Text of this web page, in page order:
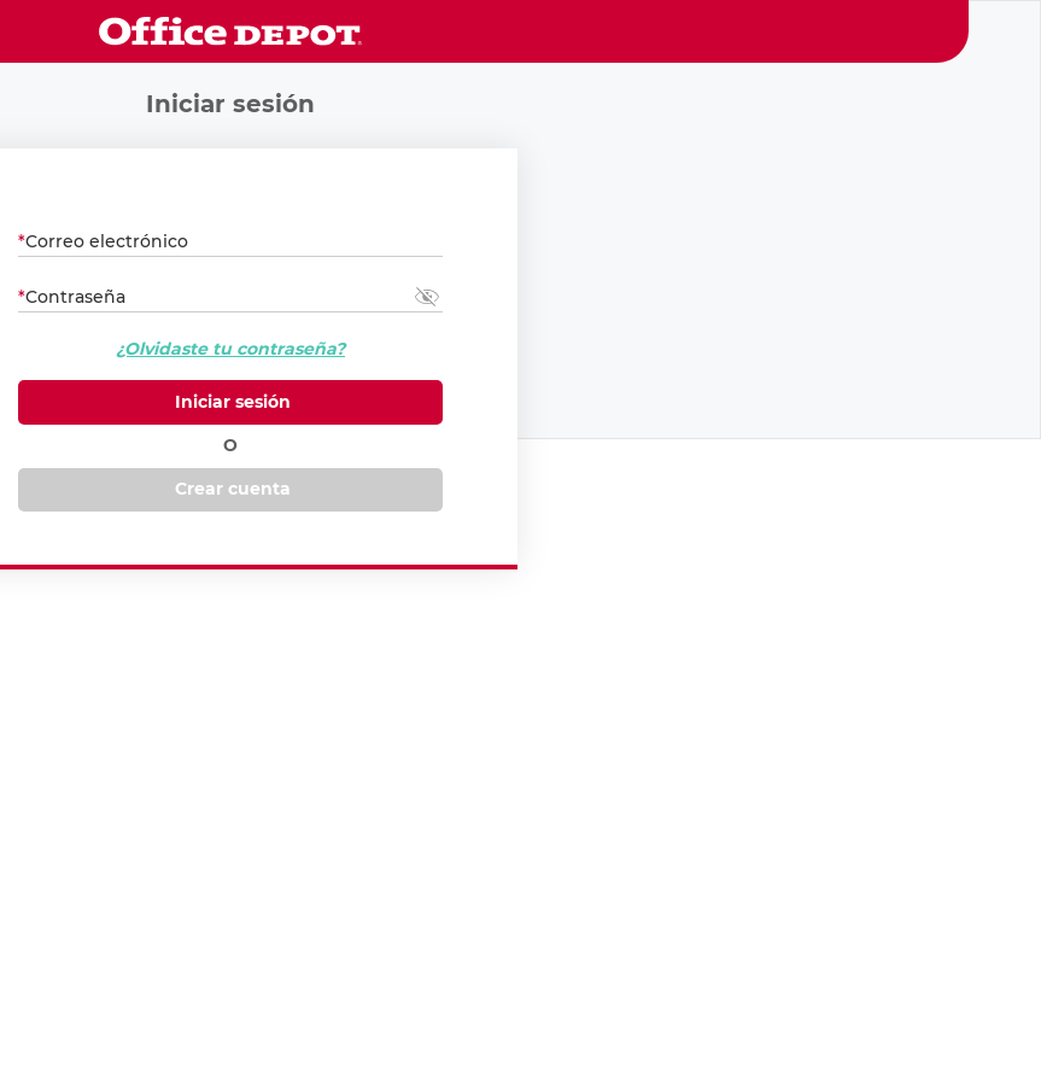
Iniciar sesión
*Correo electrónico
*Contraseña
¿Olvidaste tu contraseña?
Iniciar sesión
O
Crear cuenta